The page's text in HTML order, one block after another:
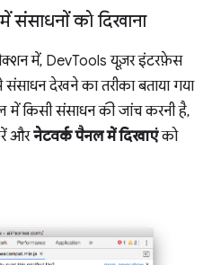
को दिखाना
में, DevTools यूज़र इंटरफ़ेस
देखने का तरीका बताया गया
में किसी संसाधन की जांच करनी है,
औरनेटवर्क पैनल में दिखाएंको